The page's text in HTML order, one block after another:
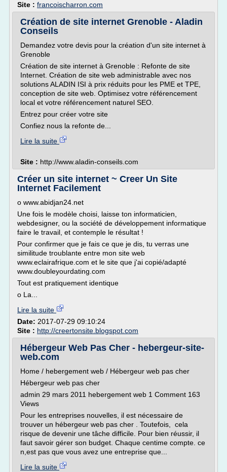
Site : francoischarron.com
Création de site internet Grenoble - Aladin
Conseils
Demandez votre devis pour la création d'un site internet à
Grenoble
Création de site internet à Grenoble : Refonte de site
Internet. Création de site web administrable avec nos
solutions ALADIN ISI à prix réduits pour les PME et TPE,
conception de site web. Optimisez votre référencement
local et votre référencement naturel SEO.
Entrez pour créer votre site
Confiez nous la refonte de...
Lire la suite
Site : http://www.aladin-conseils.com
Créer un site internet ~ Creer Un Site
Internet Facilement
o www.abidjan24.net
Une fois le modèle choisi, laisse ton informaticien,
webdesigner, ou la société de développement informatique
faire le travail, et contemple le résultat !
Pour confirmer que je fais ce que je dis, tu verras une
similitude troublante entre mon site web
www.eclairafrique.com et le site que j'ai copié/adapté
www.doubleyourdating.com
Tout est pratiquement identique
o La...
Lire la suite
Date: 2017-07-29 09:10:24
Site : http://creertonsite.blogspot.com
Hébergeur Web Pas Cher - hebergeur-site-
web.com
Home / hebergement web / Hébergeur web pas cher
Hébergeur web pas cher
admin 29 mars 2011 hebergement web 1 Comment 163
Views
Pour les entreprises nouvelles, il est nécessaire de
trouver un hébergeur web pas cher . Toutefois, cela
risque de devenir une tâche difficile. Pour bien réussir, il
faut savoir gérer son budget. Chaque centime compte. ce
n,est pas que vous avez une entreprise que...
Lire la suite